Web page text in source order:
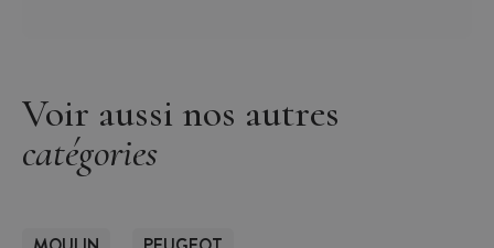
Voir aussi nos autres
catégories